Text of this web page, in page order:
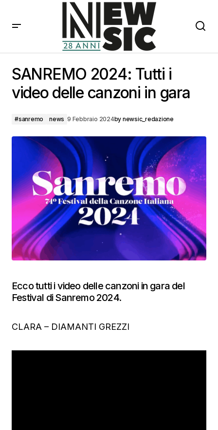
SANREMO 2024: Tutti i
video delle canzoni in gara
#sanremo news 9 Febbraio 2024by newsic_redazione
Ecco tutti i video delle canzoni in gara del
Festival di Sanremo 2024.
CLARA – DIAMANTI GREZZI